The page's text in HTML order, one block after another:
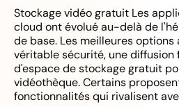
Stockage vidéo gratuit Les
cloud ont évolué au-delà de
de base. Les meilleures
véritable sécurité, une
d'espace de stockage gratuit
vidéothèque. Certains
fonctionnalités qui rivalisent